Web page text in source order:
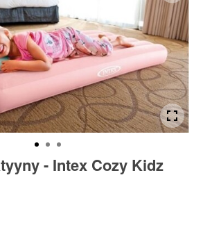
- Intex Cozy Kidz